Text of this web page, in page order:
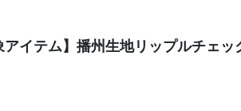
アイテム】播州生地リップルチェッ